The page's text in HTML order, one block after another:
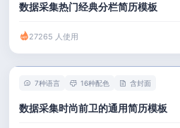
数据采集热门经典分栏简历模板
27265 人使用
7种语言 16种配色 含封面
数据采集时尚前卫的通用简历模板